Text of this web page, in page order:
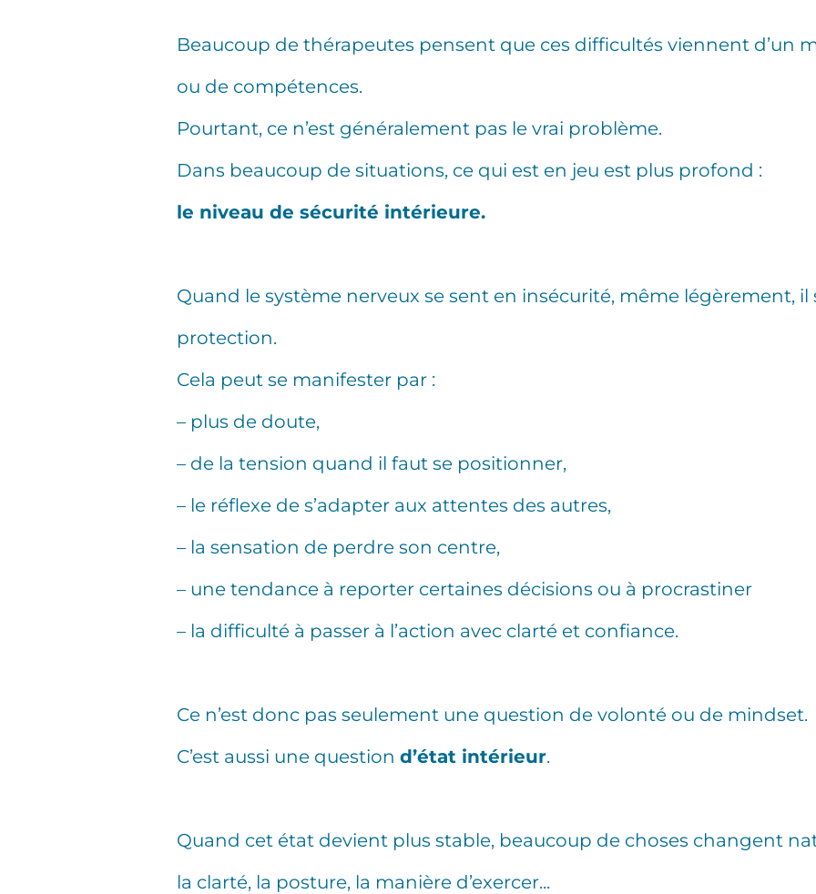
Beaucoup de thérapeutes pensent que ces difficultés viennent d’un
ou de compétences.
Pourtant, ce n’est généralement pas le vrai problème.
Dans beaucoup de situations, ce qui est en jeu est plus profond :
le niveau de sécurité intérieure.
Quand le système nerveux se sent en insécurité, même légèrement,
protection.
Cela peut se manifester par :
– plus de doute,
– de la tension quand il faut se positionner,
– le réflexe de s’adapter aux attentes des autres,
– la sensation de perdre son centre,
– une tendance à reporter certaines décisions ou à procrastiner
– la difficulté à passer à l’action avec clarté et confiance.
Ce n’est donc pas seulement une question de volonté ou de mindset.
C’est aussi une question d’état intérieur.
Quand cet état devient plus stable, beaucoup de choses changent
la clarté, la posture, la manière d’exercer...